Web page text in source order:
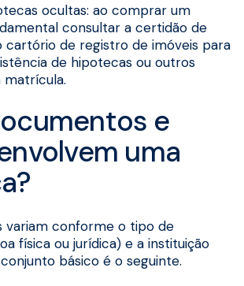
ocultas: ao comprar um
consultar a certidão de
cartório de registro de imóveis para
de hipotecas ou outros
matrícula.
e
uma
variam conforme o tipo de
física ou jurídica) e a instituição
básico é o seguinte.